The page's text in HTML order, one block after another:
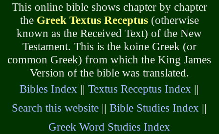
This online bible shows chapter by chapter
the Greek Textus Receptus(otherwise
known as the Received Text) of the New
Testament. This is the koine Greek (or
common Greek) from which the King James
Version of the bible was translated.
Bibles Index ||Textus Receptus Index ||
Search this website ||Bible Studies Index ||
Greek Word Studies Index